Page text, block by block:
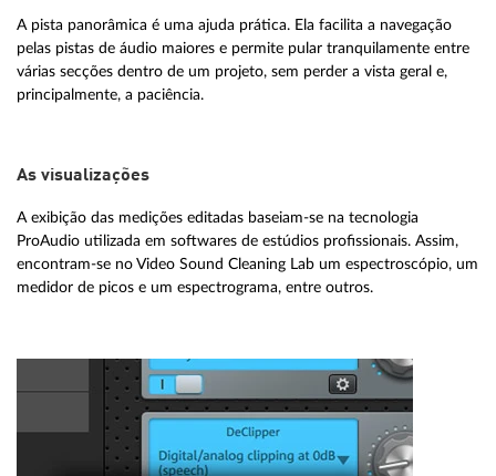
A pista panorâmica é uma ajuda prática. Ela facilita a navegação
pelas pistas de áudio maiores e permite pular tranquilamente entre
várias secções dentro de um projeto, sem perder a vista geral e,
principalmente, a paciência.
As visualizações
A exibição das medições editadas baseiam-se na tecnologia
ProAudio utilizada em softwares de estúdios profissionais. Assim,
encontram-se no Video Sound Cleaning Lab um espectroscópio, um
medidor de picos e um espectrograma, entre outros.